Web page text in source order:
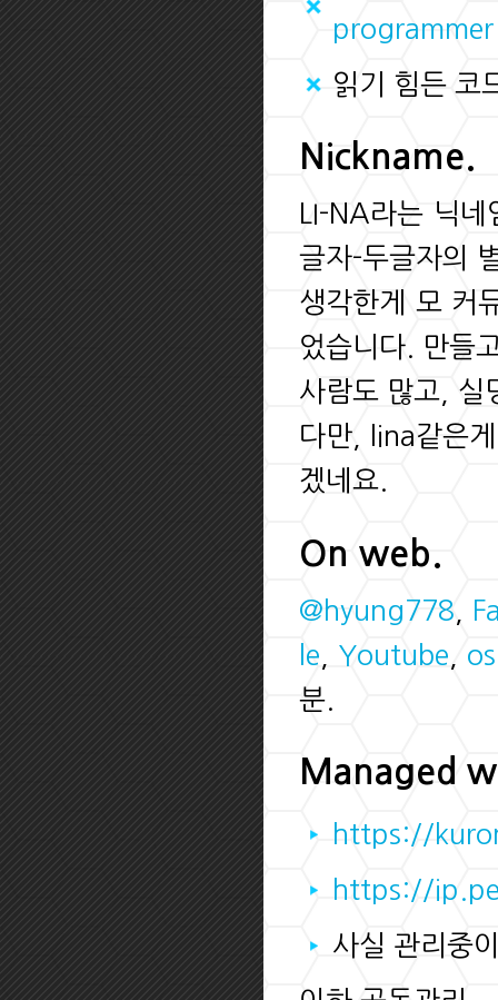
programmer
읽기 힘든 코
Nickname.
LI-NA라는 닉
글자-두글자의
생각한게 모 커
었습니다. 만들
사람도 많고, 실
다만, lina같은
겠네요.
On web.
@hyung778
le
Youtube
분.
Managed
https://
https://
사실 관리중